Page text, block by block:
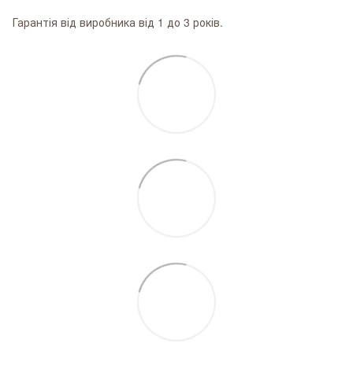
Гарантія від виробника від 1 до 3 років.